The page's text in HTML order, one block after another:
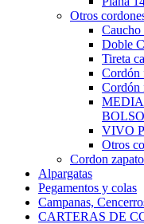
Otros
Caucho
Doble
Tireta
Cordón
Cordón
VIVO
Otros
Cordon
Alpargatas
Pegamentos y colas
Campanas,
CARTERAS DE